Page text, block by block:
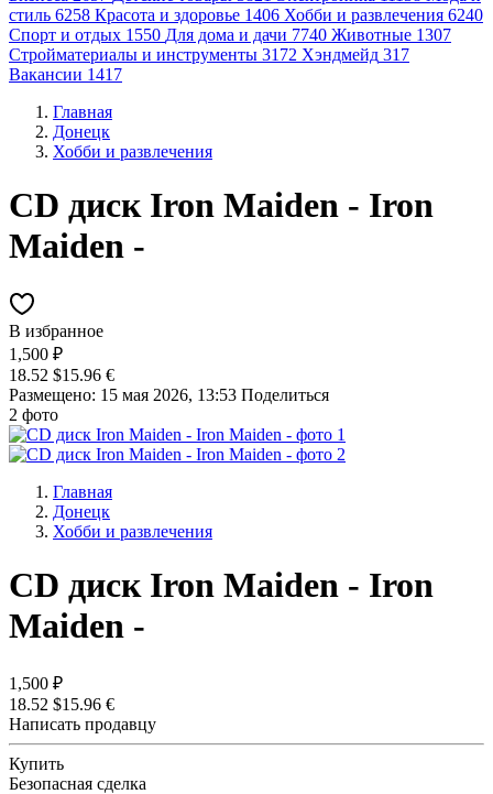
стиль 6258 Красота и здоровье 1406 Хобби и развлечения 6240
Спорт и отдых 1550 Для дома и дачи 7740 Животные 1307
Стройматериалы и инструменты 3172 Хэндмейд 317
Вакансии 1417
Главная
Донецк
Хобби и развлечения
CD диск Iron Maiden - Iron
Maiden -
В избранное
1,500 ₽
18.52 $15.96 €
Размещено: 15 мая 2026, 13:53 Поделиться
2 фото
Главная
Донецк
Хобби и развлечения
CD диск Iron Maiden - Iron
Maiden -
1,500 ₽
18.52 $15.96 €
Написать продавцу
Купить
Безопасная сделка